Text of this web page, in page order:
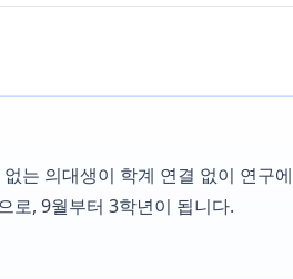
는 의대생이 학계 연결 없이 연구
로, 9월부터 3학년이 됩니다.